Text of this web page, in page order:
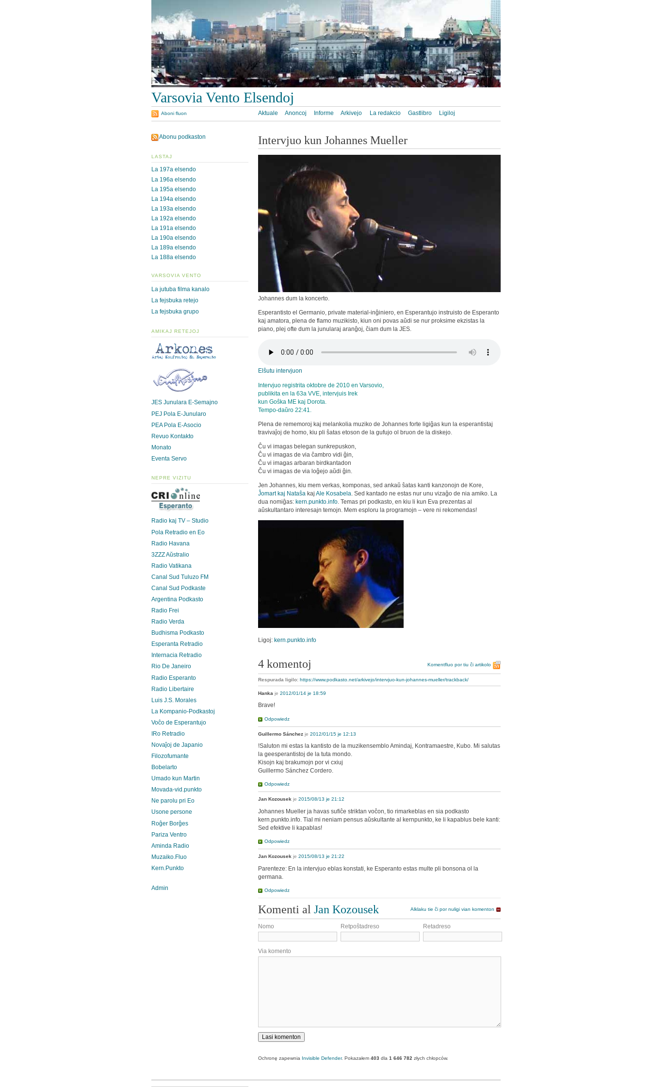
Varsovia Vento Elsendoj
Aktuale Anoncoj Informe Arkivejo La redakcio Gastlibro Ligiloj
Aboni fluon
Intervjuo kun Johannes Mueller
Johannes dum la koncerto.
Esperantisto el Germanio, private material-inĝiniero, en Esperantujo instruisto de Esperanto
kaj amatora, plena de flamo muzikisto, kiun oni povas aŭdi se nur proksime ekzistas la
piano, plej ofte dum la junularaj aranĝoj, ĉiam dum la JES.
Elŝutu intervjuon
Intervjuo registrita oktobre de 2010 en Varsovio,
publikita en la 63a VVE, intervjuis Irek
kun Goŝka ME kaj Dorota.
Tempo-daŭro 22:41.
Plena de rememoroj kaj melankolia muziko de Johannes forte ligiĝas kun la esperantistaj
travivaĵoj de homo, kiu pli ŝatas etoson de la gufujo ol bruon de la diskejo.
Ĉu vi imagas belegan sunkrepuskon,
Ĉu vi imagas de via ĉambro vidi ĝin,
Ĉu vi imagas arbaran birdkantadon
Ĉu vi imagas de via loĝejo aŭdi ĝin.
Jen Johannes, kiu mem verkas, komponas, sed ankaŭ ŝatas kanti kanzonojn de Kore,
Ĵomart kaj Nataŝa kaj Ale Kosabela. Sed kantado ne estas nur unu vizaĝo de nia amiko. La
dua nomiĝas: kern.punkto.info. Temas pri podkasto, en kiu li kun Eva prezentas al
aŭskultantaro interesajn temojn. Mem esploru la programojn – vere ni rekomendas!
Ligoj: kern.punkto.info
4 komentoj Komentfluo por tiu ĉi artikolo
Respurada ligilo: https://www.podkasto.net/arkivejo/intervjuo-kun-johannes-mueller/trackback/
Hanka je 2012/01/14 je 18:59
Brave!
Odpowiedz
Guillermo Sánchez je 2012/01/15 je 12:13
!Saluton mi estas la kantisto de la muzikensemblo Amindaj, Kontramaestre, Kubo. Mi salutas
la geesperantistoj de la tuta mondo.
Kisojn kaj brakumojn por vi cxiuj
Guillermo Sánchez Cordero.
Odpowiedz
Jan Kozousek je 2015/08/13 je 21:12
Johannes Mueller ja havas sufiĉe striktan voĉon, tio rimarkeblas en sia podkasto
kern.punkto.info. Tial mi neniam pensus aŭskultante al kernpunkto, ke li kapablus bele kanti:
Sed efektive li kapablas!
Odpowiedz
Jan Kozousek je 2015/08/13 je 21:22
Parenteze: En la intervjuo eblas konstati, ke Esperanto estas multe pli bonsona ol la
germana.
Odpowiedz
Komenti al Jan Kozousek Alklaku tie ĉi por nuligi vian komenton
Nomo Retpoŝtadreso Retadreso
Via komento
Ochronę zapewnia Invisible Defender. Pokazałem 403 dla 1 646 782 złych chłopców.
Abonu podkaston
LASTAJ
La 197a elsendo
La 196a elsendo
La 195a elsendo
La 194a elsendo
La 193a elsendo
La 192a elsendo
La 191a elsendo
La 190a elsendo
La 189a elsendo
La 188a elsendo
VARSOVIA VENTO
La jutuba filma kanalo
La fejsbuka retejo
La fejsbuka grupo
AMIKAJ RETEJOJ
JES Junulara E-Semajno
PEJ Pola E-Junularo
PEA Pola E-Asocio
Revuo Kontakto
Monato
Eventa Servo
NEPRE VIZITU
Radio kaj TV – Studio
Pola Retradio en Eo
Radio Havana
3ZZZ Aŭstralio
Radio Vatikana
Canal Sud Tuluzo FM
Canal Sud Podkaste
Argentina Podkasto
Radio Frei
Radio Verda
Budhisma Podkasto
Esperanta Retradio
Internacia Retradio
Rio De Janeiro
Radio Esperanto
Radio Libertaire
Luis J.S. Morales
La Kompanio-Podkastoj
Voĉo de Esperantujo
IRo Retradio
Novaĵoj de Japanio
Filozofumante
Bobelarto
Umado kun Martin
Movada-vid.punkto
Ne parolu pri Eo
Usone persone
Roĝer Borĝes
Pariza Ventro
Aminda Radio
Muzaiko.Fluo
Kern.Punkto
Admin